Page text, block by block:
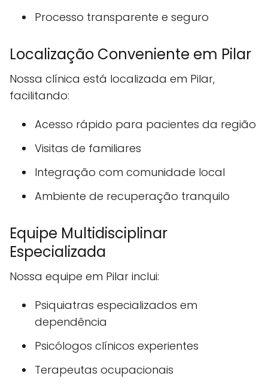
Processo transparente e seguro
Localização Conveniente em Pilar
Nossa clínica está localizada em Pilar,
facilitando:
Acesso rápido para pacientes da região
Visitas de familiares
Integração com comunidade local
Ambiente de recuperação tranquilo
Equipe Multidisciplinar
Especializada
Nossa equipe em Pilar inclui:
Psiquiatras especializados em
dependência
Psicólogos clínicos experientes
Terapeutas ocupacionais